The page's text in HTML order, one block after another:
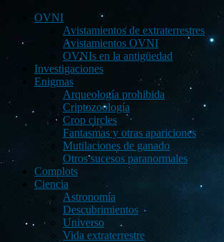
OVNI
Avistamientos de extraterrestres
Avistamientos OVNI
OVNIs en la antigüedad
Investigaciones
Enigmas
Arqueología prohibida
Criptozoología
Crop circles
Fantasmas y otras apariciones
Mutilaciones de ganado
Otros sucesos paranormales
Complots
Ciencia
Astronomía
Descubrimientos
Universo
Vida extraterrestre